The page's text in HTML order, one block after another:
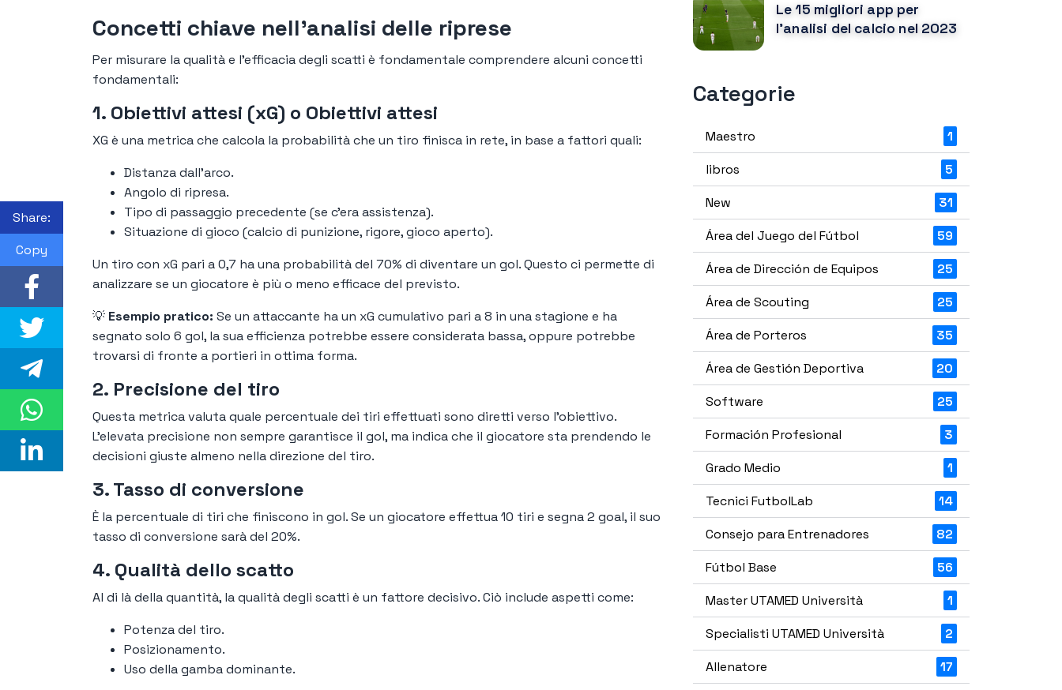
Concetti chiave nell'analisi delle riprese
Per misurare la qualità e l’efficacia degli scatti è fondamentale comprendere alcuni concetti
fondamentali:
1. Obiettivi attesi (xG) o Obiettivi attesi
XG è una metrica che calcola la probabilità che un tiro finisca in rete, in base a fattori quali:
Distanza dall'arco.
Angolo di ripresa.
Tipo di passaggio precedente (se c'era assistenza).
Situazione di gioco (calcio di punizione, rigore, gioco aperto).
Un tiro con xG pari a 0,7 ha una probabilità del 70% di diventare un gol. Questo ci permette di
analizzare se un giocatore è più o meno efficace del previsto.
💡 Esempio pratico: Se un attaccante ha un xG cumulativo pari a 8 in una stagione e ha
segnato solo 6 gol, la sua efficienza potrebbe essere considerata bassa, oppure potrebbe
trovarsi di fronte a portieri in ottima forma.
2. Precisione del tiro
Questa metrica valuta quale percentuale dei tiri effettuati sono diretti verso l'obiettivo.
L'elevata precisione non sempre garantisce il gol, ma indica che il giocatore sta prendendo le
decisioni giuste almeno nella direzione del tiro.
3. Tasso di conversione
È la percentuale di tiri che finiscono in gol. Se un giocatore effettua 10 tiri e segna 2 goal, il suo
tasso di conversione sarà del 20%.
4. Qualità dello scatto
Al di là della quantità, la qualità degli scatti è un fattore decisivo. Ciò include aspetti come:
Potenza del tiro.
Posizionamento.
Uso della gamba dominante.
Le 15 migliori app per
l'analisi del calcio nel 2023
Categorie
Maestro
1
libros
5
New
31
Área del Juego del Fútbol
59
Área de Dirección de Equipos
25
Área de Scouting
25
Área de Porteros
35
Área de Gestión Deportiva
20
Software
25
Formación Profesional
3
Grado Medio
1
Tecnici FutbolLab
14
Consejo para Entrenadores
82
Fútbol Base
56
Master UTAMED Università
1
Specialisti UTAMED Università
2
Allenatore
17
Share:
Copy